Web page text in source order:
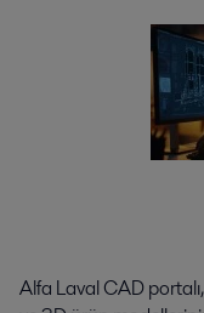
Alfa Laval CAD